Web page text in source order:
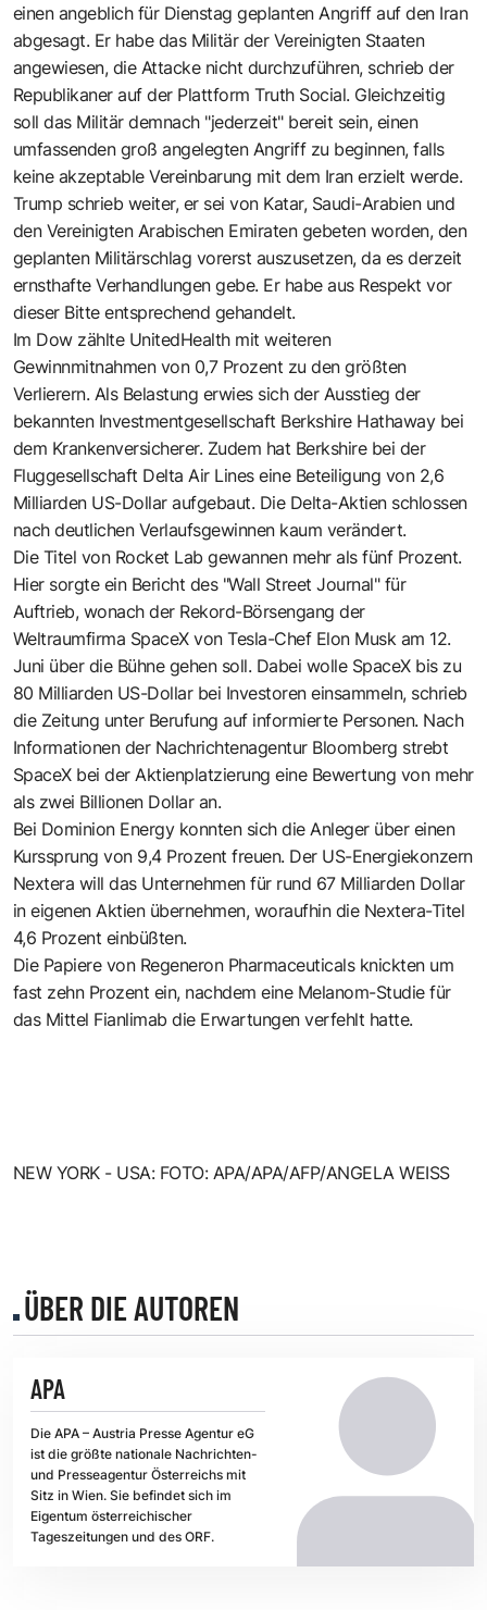
einen angeblich für Dienstag geplanten Angriff auf den Iran
abgesagt. Er habe das Militär der Vereinigten Staaten
angewiesen, die Attacke nicht durchzuführen, schrieb der
Republikaner auf der Plattform Truth Social. Gleichzeitig
soll das Militär demnach "jederzeit" bereit sein, einen
umfassenden groß angelegten Angriff zu beginnen, falls
keine akzeptable Vereinbarung mit dem Iran erzielt werde.
Trump schrieb weiter, er sei von Katar, Saudi-Arabien und
den Vereinigten Arabischen Emiraten gebeten worden, den
geplanten Militärschlag vorerst auszusetzen, da es derzeit
ernsthafte Verhandlungen gebe. Er habe aus Respekt vor
dieser Bitte entsprechend gehandelt.
Im Dow zählte UnitedHealth mit weiteren
Gewinnmitnahmen von 0,7 Prozent zu den größten
Verlierern. Als Belastung erwies sich der Ausstieg der
bekannten Investmentgesellschaft Berkshire Hathaway bei
dem Krankenversicherer. Zudem hat Berkshire bei der
Fluggesellschaft Delta Air Lines eine Beteiligung von 2,6
Milliarden US-Dollar aufgebaut. Die Delta-Aktien schlossen
nach deutlichen Verlaufsgewinnen kaum verändert.
Die Titel von Rocket Lab gewannen mehr als fünf Prozent.
Hier sorgte ein Bericht des "Wall Street Journal" für
Auftrieb, wonach der Rekord-Börsengang der
Weltraumfirma SpaceX von Tesla-Chef Elon Musk am 12.
Juni über die Bühne gehen soll. Dabei wolle SpaceX bis zu
80 Milliarden US-Dollar bei Investoren einsammeln, schrieb
die Zeitung unter Berufung auf informierte Personen. Nach
Informationen der Nachrichtenagentur Bloomberg strebt
SpaceX bei der Aktienplatzierung eine Bewertung von mehr
als zwei Billionen Dollar an.
Bei Dominion Energy konnten sich die Anleger über einen
Kurssprung von 9,4 Prozent freuen. Der US-Energiekonzern
Nextera will das Unternehmen für rund 67 Milliarden Dollar
in eigenen Aktien übernehmen, woraufhin die Nextera-Titel
4,6 Prozent einbüßten.
Die Papiere von Regeneron Pharmaceuticals knickten um
fast zehn Prozent ein, nachdem eine Melanom-Studie für
das Mittel Fianlimab die Erwartungen verfehlt hatte.
NEW YORK - USA: FOTO: APA/APA/AFP/ANGELA WEISS
ÜBER DIE AUTOREN
APA
Die APA – Austria Presse Agentur eG
ist die größte nationale Nachrichten-
und Presseagentur Österreichs mit
Sitz in Wien. Sie befindet sich im
Eigentum österreichischer
Tageszeitungen und des ORF.